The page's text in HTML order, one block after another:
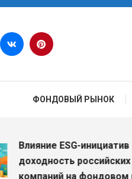
Перейти к содержимому
ФОНДОВЫЙ РЫНОК
ESG-инициатив на
российских
на фондовом